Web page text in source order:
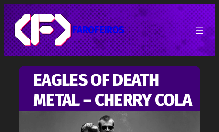
Pular
para
o
conteúdo
FAROFEIROS
EAGLES OF DEATH
METAL – CHERRY COLA